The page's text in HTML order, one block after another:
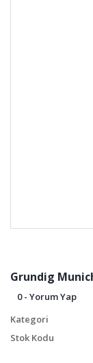
Grundig
0 - Yorum Yap
Kategori
Stok Kodu